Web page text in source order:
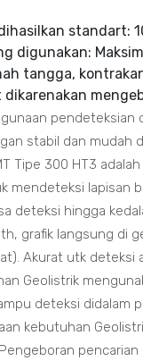
standart:
digunakan:
tangga,
pendeteksian
stabil dan mudah
Tipe 300 HT3
mendeteksi lapisan
deteksi hingga
grafik langsung di
Akurat utk deteksi
Geolistrik
deteksi didalam
kebutuhan